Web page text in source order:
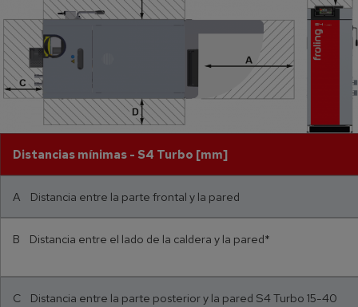
Distancias mínimas - S4 Turbo [mm]
A Distancia entre la parte frontal y la pared
B Distancia entre el lado de la caldera y la pared*
C Distancia entre la parte posterior y la pared S4 Turbo 15-40